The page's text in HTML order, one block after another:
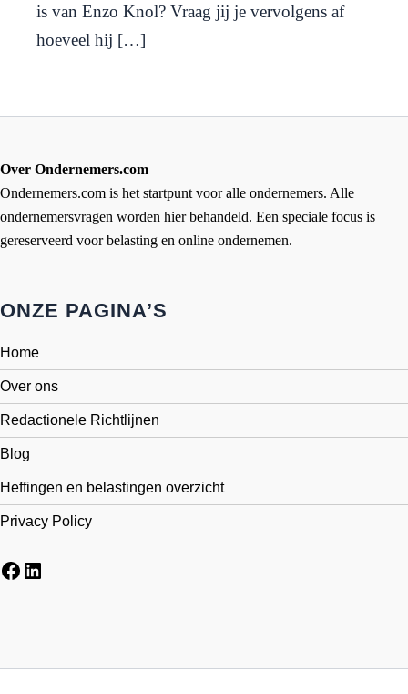
is van Enzo Knol? Vraag jij je vervolgens af
hoeveel hij […]
Over Ondernemers.com
Ondernemers.com is het startpunt voor alle ondernemers. Alle
ondernemersvragen worden hier behandeld. Een speciale focus is
gereserveerd voor belasting en online ondernemen.
ONZE PAGINA’S
Home
Over ons
Redactionele Richtlijnen
Blog
Heffingen en belastingen overzicht
Privacy Policy
Facebook
LinkedIn